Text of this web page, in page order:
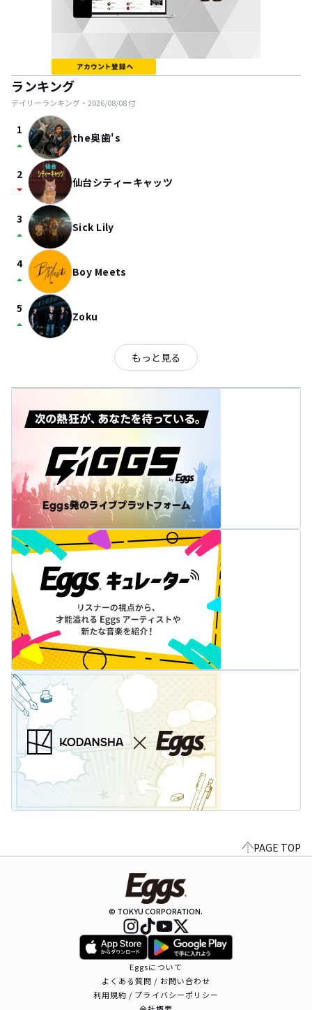
ランキング
デイリーランキング・ 2026/08/08付
1
arrow_drop_up the奥歯's
2
arrow_drop_down 仙台シティーキャッツ
3
arrow_drop_up Sick Lily
4
arrow_drop_up Boy Meets
5
arrow_drop_up Zoku
もっと見る
PAGE TOP
© TOKYU CORPORATION.
Eggsについて
よくある質問 / お問い合わせ
利用規約 / プライバシーポリシー